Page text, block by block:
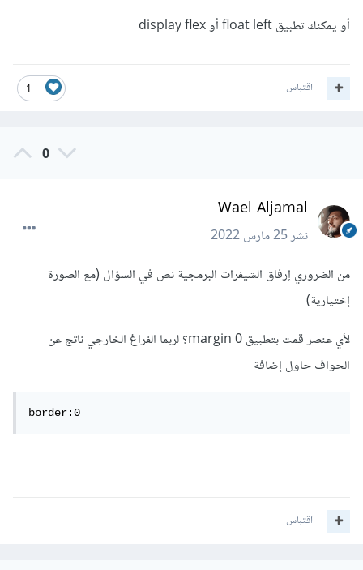
أو يمكنك تطبيق float left أو display flex
1 اقتباس
0
Wael Aljamal
نشر25 مارس 2022
من الضروري إرفاق الشيفرات البرمجية نص في السؤال (مع الصورة
إختيارية)
لأي عنصر قمت بتطبيق margin 0؟ لربما الفراغ الخارجي ناتج عن
الحواف حاول إضافة
border:0
اقتباس